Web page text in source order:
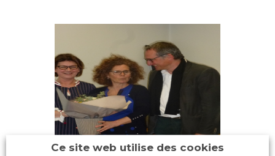
Ce site web utilise des cookies